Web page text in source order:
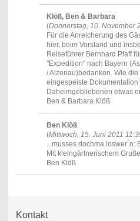
Klöß, Ben & Barbara
(Donnerstag, 10. November
Für die Anreicherung des
hier, beim Vorstand und
Reiseführer Bernhard Pfaff
"Expedition" nach Bayern
/ Alzenau)bedanken. Wie
eingespeiste Dokumentation
Daheimgebliebenen etwas
Ben & Barbara Klöß
Ben Klöß
(Mittwoch, 15. Juni 2011
...musses dochma loswer´n:
Mit kleingärtnerischem Gruße
Ben Klöß
Kontakt